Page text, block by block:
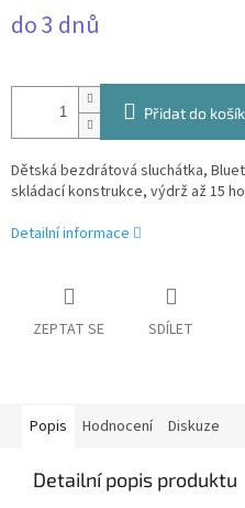
cena:
do 3 dnů
Přidat do
Dětská bezdrátová sluchátka,
skládací konstrukce, výdrž až 15
Detailní informace
ZEPTAT SE SDÍLET
Popis Hodnocení Diskuze
Detailní popis produktu